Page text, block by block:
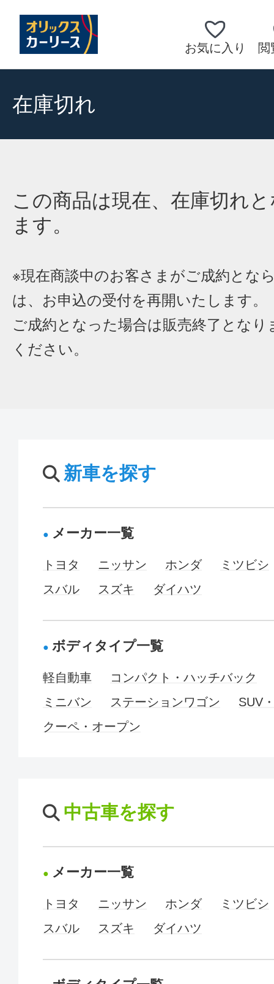
お気に入り 閲
在庫切れ
この商品は現在、在庫切れ
ます。
※現在商談中のお客さまがご成約とな
は、お申込の受付を再開いたします。
ご成約となった場合は販売終了となり
ください。
新車を探す
メーカー一覧
トヨタ ニッサン ホンダ
ミツビシ
スバル
スズキ ダイハツ
ボディタイプ一覧
軽自動車
コンパクト・ハッチバック
ミニバン
ステーションワゴン
SUV
クーペ・オープン
中古車を探す
メーカー一覧
トヨタ ニッサン ホンダ
ミツビシ
スバル
スズキ ダイハツ